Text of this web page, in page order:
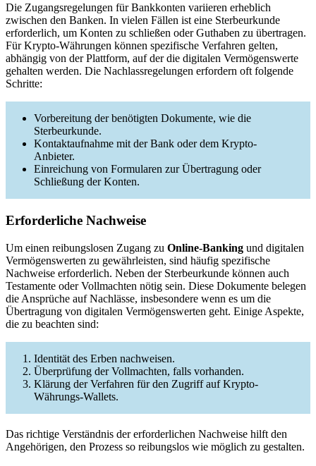
Die Zugangsregelungen für Bankkonten variieren erheblich
zwischen den Banken. In vielen Fällen ist eine Sterbeurkunde
erforderlich, um Konten zu schließen oder Guthaben zu übertragen.
Für Krypto-Währungen können spezifische Verfahren gelten,
abhängig von der Plattform, auf der die digitalen Vermögenswerte
gehalten werden. Die Nachlassregelungen erfordern oft folgende
Schritte:
Vorbereitung der benötigten Dokumente, wie die
Sterbeurkunde.
Kontaktaufnahme mit der Bank oder dem Krypto-
Anbieter.
Einreichung von Formularen zur Übertragung oder
Schließung der Konten.
Erforderliche Nachweise
Um einen reibungslosen Zugang zu Online-Banking und digitalen
Vermögenswerten zu gewährleisten, sind häufig spezifische
Nachweise erforderlich. Neben der Sterbeurkunde können auch
Testamente oder Vollmachten nötig sein. Diese Dokumente belegen
die Ansprüche auf Nachlässe, insbesondere wenn es um die
Übertragung von digitalen Vermögenswerten geht. Einige Aspekte,
die zu beachten sind:
Identität des Erben nachweisen.
Überprüfung der Vollmachten, falls vorhanden.
Klärung der Verfahren für den Zugriff auf Krypto-
Währungs-Wallets.
Das richtige Verständnis der erforderlichen Nachweise hilft den
Angehörigen, den Prozess so reibungslos wie möglich zu gestalten.